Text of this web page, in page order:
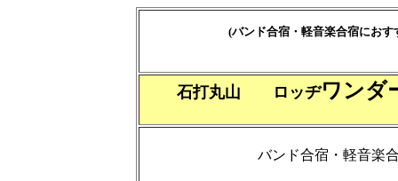
(バンド合宿・軽音楽合宿にお
石打丸山 ロッヂワンダ
バンド合宿・軽音楽